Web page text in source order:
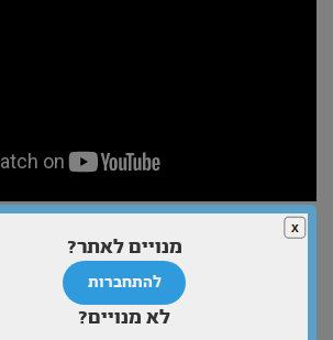
מאמרים נוספים
מנויים לאתר?
להתחברות
לא מנויים?